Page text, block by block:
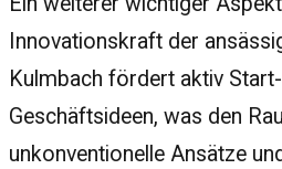
Innovationskraft der
Kulmbach fördert aktiv
Geschäftsideen, was den
unkonventionelle Ansätze